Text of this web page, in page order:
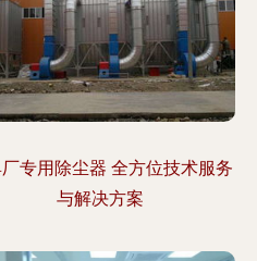
专用除尘器 全方位技术服务
与解决方案